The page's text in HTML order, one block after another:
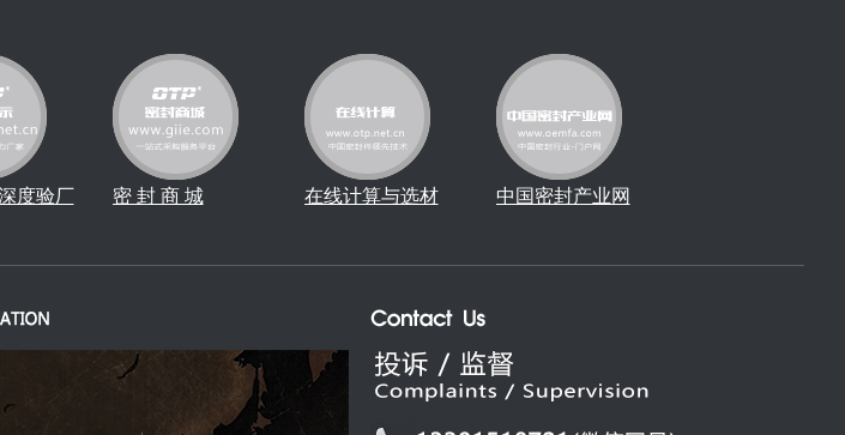
度验厂 密 封 商 城 在线计算与选材 中国密封产业网